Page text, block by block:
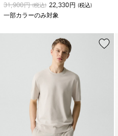
31,900円(税込) 22,330円 (税込)
一部カラーのみ対象